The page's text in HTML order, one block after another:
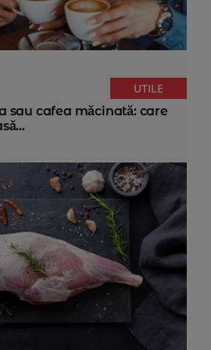
UTILE
sau cafea măcinată: care